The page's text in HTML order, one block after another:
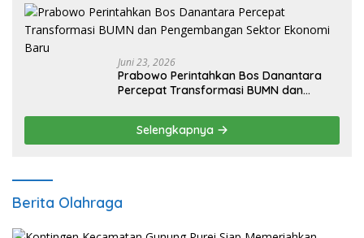
Juni 23, 2026
Prabowo Perintahkan Bos Danantara
Percepat Transformasi BUMN dan
Selengkapnya
Berita Olahraga